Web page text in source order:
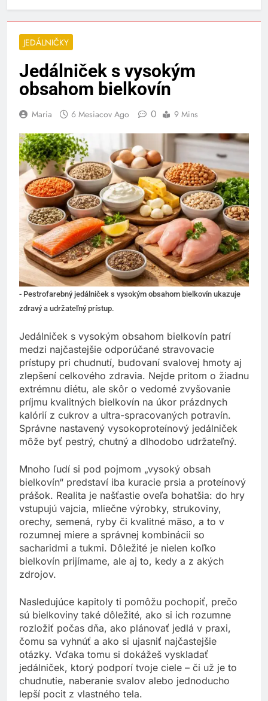
JEDÁLNIČKY
Jedálniček s vysokým
obsahom bielkovín
Maria 6 Mesiacov Ago 0 9 Mins
- Pestrofarebný jedálniček s vysokým obsahom bielkovín ukazuje
zdravý a udržateľný prístup.
Jedálniček s vysokým obsahom bielkovín patrí
medzi najčastejšie odporúčané stravovacie
prístupy pri chudnutí, budovaní svalovej hmoty aj
zlepšení celkového zdravia. Nejde pritom o žiadnu
extrémnu diétu, ale skôr o vedomé zvyšovanie
príjmu kvalitných bielkovín na úkor prázdnych
kalórií z cukrov a ultra-spracovaných potravín.
Správne nastavený vysokoproteínový jedálniček
môže byť pestrý, chutný a dlhodobo udržateľný.
Mnoho ľudí si pod pojmom „vysoký obsah
bielkovín“ predstaví iba kuracie prsia a proteínový
prášok. Realita je našťastie oveľa bohatšia: do hry
vstupujú vajcia, mliečne výrobky, strukoviny,
orechy, semená, ryby či kvalitné mäso, a to v
rozumnej miere a správnej kombinácii so
sacharidmi a tukmi. Dôležité je nielen koľko
bielkovín prijímame, ale aj to, kedy a z akých
zdrojov.
Nasledujúce kapitoly ti pomôžu pochopiť, prečo
sú bielkoviny také dôležité, ako si ich rozumne
rozložiť počas dňa, ako plánovať jedlá v praxi,
čomu sa vyhnúť a ako si ujasniť najčastejšie
otázky. Vďaka tomu si dokážeš vyskladať
jedálniček, ktorý podporí tvoje ciele – či už je to
chudnutie, naberanie svalov alebo jednoducho
lepší pocit z vlastného tela.